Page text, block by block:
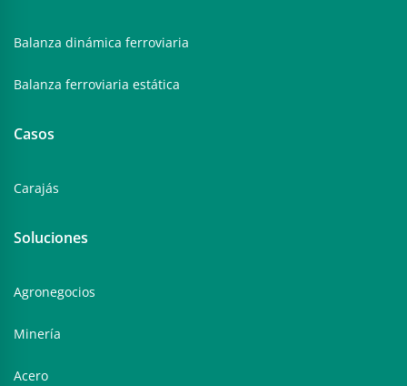
Balanza dinámica ferroviaria
Balanza ferroviaria estática
Casos
Carajás
Soluciones
Agronegocios
Minería
Acero